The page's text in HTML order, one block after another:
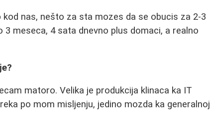
nas, nešto za sta mozes da se obucis za 2-3
meseca, 4 sata dnevno plus domaci, a realno
matoro. Velika je produkcija klinaca ka IT
po mom misljenju, jedino mozda ka generalnoj